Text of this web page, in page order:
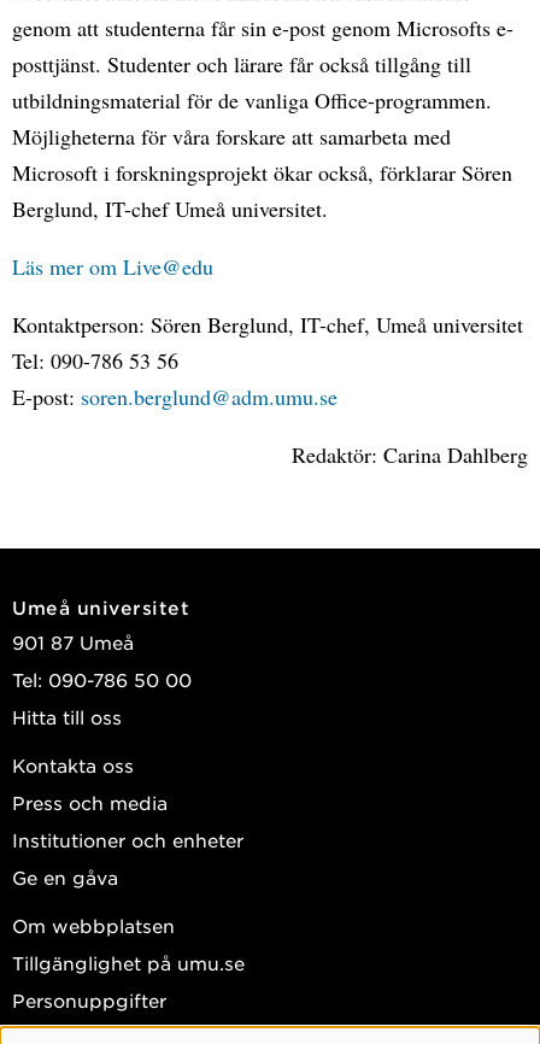
genom att studenterna får sin e-post genom Microsofts e-
posttjänst. Studenter och lärare får också tillgång till
utbildningsmaterial för de vanliga Office-programmen.
Möjligheterna för våra forskare att samarbeta med
Microsoft i forskningsprojekt ökar också, förklarar Sören
Berglund, IT-chef Umeå universitet.
Läs mer om Live@edu
Kontaktperson: Sören Berglund, IT-chef, Umeå universitet
Tel: 090-786 53 56
E-post: soren.berglund@adm.umu.se
Redaktör: Carina Dahlberg
Umeå universitet
901 87 Umeå
Tel: 090-786 50 00
Hitta till oss
Kontakta oss
Press och media
Institutioner och enheter
Ge en gåva
Om webbplatsen
Tillgänglighet på umu.se
Personuppgifter